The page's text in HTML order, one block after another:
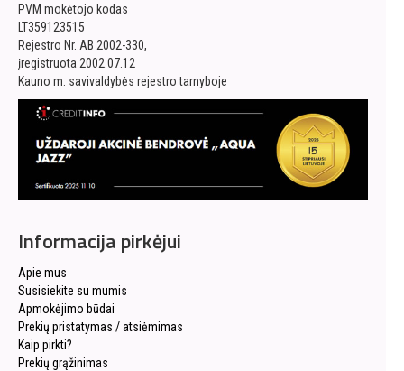
PVM mokėtojo kodas
LT359123515
Rejestro Nr. AB 2002-330,
įregistruota 2002.07.12
Kauno m. savivaldybės rejestro tarnyboje
Informacija pirkėjui
Apie mus
Susisiekite su mumis
Apmokėjimo būdai
Prekių pristatymas / atsiėmimas
Kaip pirkti?
Prekių grąžinimas